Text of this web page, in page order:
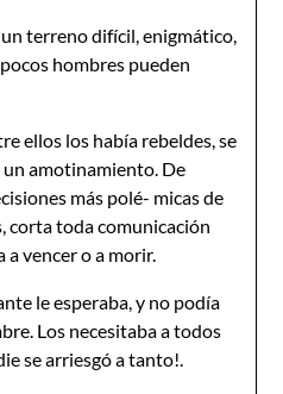
terreno difícil, enigmático,
hombres pueden
ellos los había rebeldes, se
un amotinamiento. De
más polé- micas de
corta toda comunicación
a vencer o a morir.
le esperaba, y no podía
Los necesitaba a todos
se arriesgó a tanto!.